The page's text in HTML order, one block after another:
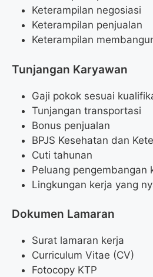
Keterampilan negosiasi
Keterampilan penjualan
Keterampilan
Tunjangan Karyawan
Gaji pokok sesuai
Tunjangan transportasi
Bonus penjualan
BPJS Kesehatan dan
Cuti tahunan
Peluang pengembangan
Lingkungan kerja yang
Dokumen Lamaran
Surat lamaran kerja
Curriculum Vitae (CV)
Fotocopy KTP